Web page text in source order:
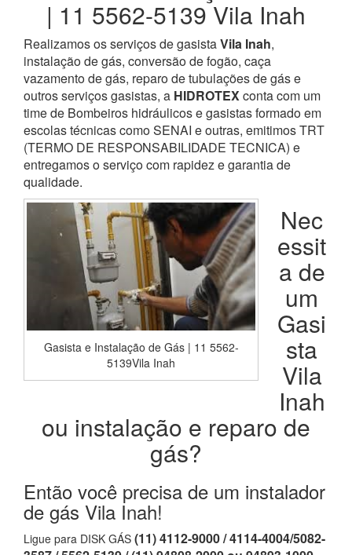
| 11 5562-5139 Vila Inah
Realizamos os serviços de gasistaVila Inah,
instalação de gás, conversão de fogão, caça
vazamento de gás, reparo de tubulações de gás e
outros serviços gasistas, a HIDROTEXconta com um
time de Bombeiros hidráulicos e gasistas formado em
escolas técnicas como SENAI e outras, emitimos TRT
(TERMO DE RESPONSABILIDADE TECNICA) e
entregamos o serviço com rapidez e garantia de
qualidade.
Gasista e Instalação de Gás | 11 5562-
5139Vila Inah
Nec
essit
a de
um
Gasi
sta
Vila
Inah
ou instalação e reparo de
gás?
Então você precisa de um instalador
de gás Vila Inah!
Ligue para DISK GÁS (11) 4112-9000 / 4114-4004/5082-